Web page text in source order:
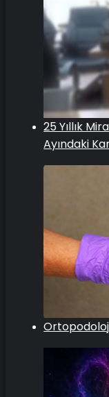
25 Yıllık
Ayındaki